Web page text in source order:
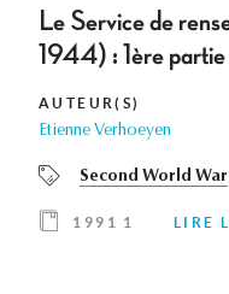
Le Service de
1944) : 1ère partie
AUTEUR(S)
Etienne Verhoeyen
Second World War
1991 1 LIRE